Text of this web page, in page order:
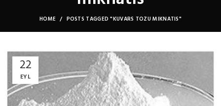
HOME POSTS TAGGED "KUVARS TOZU MIKNATIS"
22
EYL